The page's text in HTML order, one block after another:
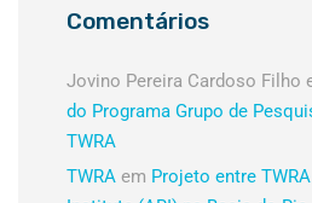
Comentários
Jovino Pereira Cardoso Filho
do Programa Grupo de
TWRA
TWRA em Projeto entre